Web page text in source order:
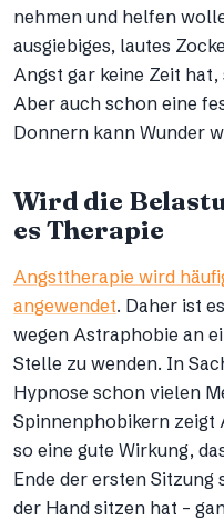
nehmen und helfen
ausgiebiges, lautes
Angst gar keine Zeit
Aber auch schon eine
Donnern kann Wunder
Wird die
es Therapie
Angsttherapie wird
angewendet. Daher ist
wegen Astraphobie an
Stelle zu wenden. In
Hypnose schon vielen
Spinnenphobikern zeigt
so eine gute Wirkung,
Ende der ersten Sitzung
der Hand sitzen hat –